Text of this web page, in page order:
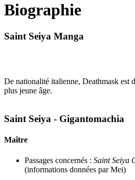
Biographie
Saint Seiya Manga
De nationalité italienne, Deathmask est
plus jeune âge.
Saint Seiya - Gigantomachia
Maître
Passages concernés : Saint Seiya
(informations données par Mei)